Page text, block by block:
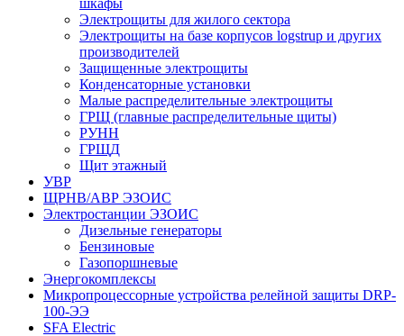
Электрощиты для жилого сектора
Электрощиты на базе корпусов logstrup и других
производителей
Защищенные электрощиты
Конденсаторные установки
Малые распределительные электрощиты
ГРЩ (главные распределительные щиты)
РУНН
ГРЩД
Щит этажный
УВР
ЩРНВ/АВР ЭЗОИС
Электростанции ЭЗОИС
Дизельные генераторы
Бензиновые
Газопоршневые
Энергокомплексы
Микропроцессорные устройства релейной защиты DRP-
100-ЭЭ
SFA Electric